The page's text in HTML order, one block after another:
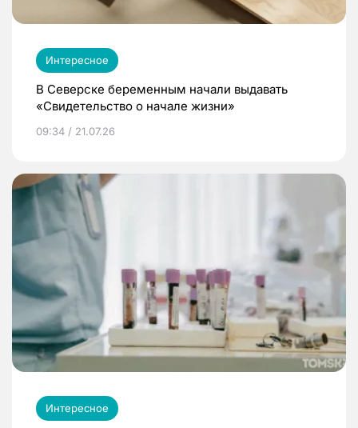
Интересное
В Северске беременным начали выдавать
«Свидетельство о начале жизни»
09:34 / 21.07.26
Интересное